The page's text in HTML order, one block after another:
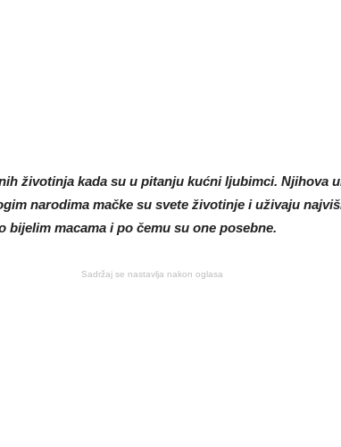
životinja kada su u pitanju kućni ljubimci. Njihova
narodima mačke su svete životinje i uživaju
bijelim macama i po čemu su one posebne.
Sadržaj se nastavlja nakon oglasa